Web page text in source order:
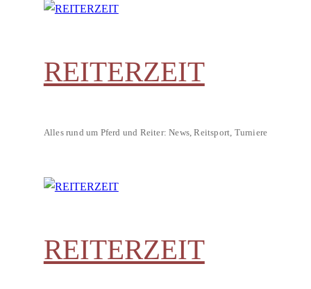
REITERZEIT
Alles rund um Pferd und Reiter: News, Reitsport, Turniere
REITERZEIT